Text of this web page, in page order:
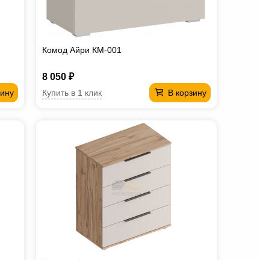
Комод Айри КМ-001
8 050 ₽
В корзину
Купить в 1 клик